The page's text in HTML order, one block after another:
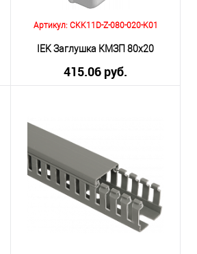
Артикул: CKK11D-Z-080-020-K01
IEK Заглушка КМЗП 80х20
415.06 руб.
Количество:
В корзину
К сравнению
Под заказ